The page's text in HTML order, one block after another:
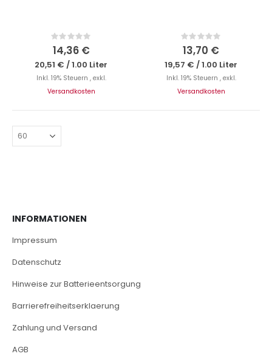
Rating:
0%
14,36 €
20,51 € /1.00 Liter
Inkl. 19% Steuern , exkl.
Versandkosten
Rating:
0%
13,70 €
19,57 € /1.00 Liter
Inkl. 19% Steuern , exkl.
Versandkosten
INFORMATIONEN
Impressum
Datenschutz
Hinweise zur Batterieentsorgung
Barrierefreiheitserklaerung
Zahlung und Versand
AGB